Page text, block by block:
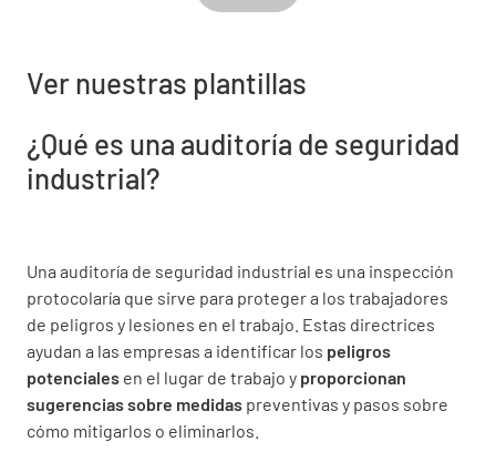
Ver nuestras plantillas
¿Qué es una auditoría de seguridad
industrial?
Una auditoría de seguridad industrial es una inspección
protocolaría que sirve para proteger a los trabajadores
de peligros y lesiones en el trabajo. Estas directrices
ayudan a las empresas a identificar los peligros
potenciales en el lugar de trabajo y proporcionan
sugerencias sobre medidas preventivas y pasos sobre
cómo mitigarlos o eliminarlos.